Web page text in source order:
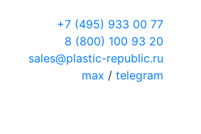
+7 (495) 933 00 77
8 (800) 100 93 20
sales@plastic-republic.ru
max / telegram